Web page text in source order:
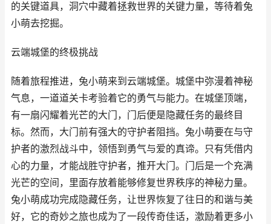
的关键道具，洞穴中藏着拯救世界的关键力量，等待着兔
小萌去挖掘。
云端城堡的终极挑战
随着旅程推进，兔小萌来到云端城堡。城堡中弥漫着神秘
气息，一道道关卡考验着它的勇气与能力。在城堡顶端，
有一扇闪耀着光芒的大门，门后便是隐藏任务的最终目
标。然而，大门前有强大的守护者阻挡。兔小萌要在与守
护者的激烈战斗中，领悟到勇气与爱的真谛。只有凭借内
心的力量，才能战胜守护者，推开大门。门后是一个充满
光芒的空间，里面存放着能够修复世界秩序的神秘力量。
兔小萌成功完成隐藏任务，让世界恢复了往日的和谐与美
好，它的奇妙之旅也成为了一段传奇佳话，激励着更多小